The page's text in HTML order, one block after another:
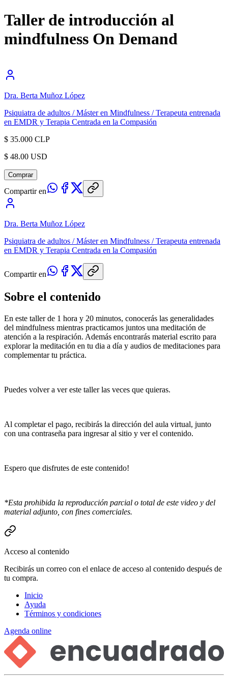
Taller de introducción al
mindfulness On Demand
Dra. Berta Muñoz López
Psiquiatra de adultos / Máster en Mindfulness / Terapeuta entrenada
en EMDR y Terapia Centrada en la Compasión
$ 35.000 CLP
$ 48.00 USD
Comprar
Compartir en
Dra. Berta Muñoz López
Psiquiatra de adultos / Máster en Mindfulness / Terapeuta entrenada
en EMDR y Terapia Centrada en la Compasión
Compartir en
Sobre el contenido
En este taller de 1 hora y 20 minutos, conocerás las generalidades
del mindfulness mientras practicamos juntos una meditación de
atención a la respiración. Además encontrarás material escrito para
explorar la meditación en tu dia a día y audios de meditaciones para
complementar tu práctica.
Puedes volver a ver este taller las veces que quieras.
Al completar el pago, recibirás la dirección del aula virtual, junto
con una contraseña para ingresar al sitio y ver el contenido.
Espero que disfrutes de este contenido!
*Esta prohibida la reproducción parcial o total de este video y del
material adjunto, con fines comerciales.
Acceso al contenido
Recibirás un correo con el enlace de acceso al contenido después de
tu compra.
Inicio
Ayuda
Términos y condiciones
Agenda online